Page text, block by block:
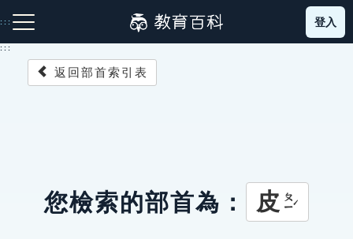
到
主
::: 登入
:::
返回部首索引表
您檢索的部首為： 皮 ㄆㄧˊ